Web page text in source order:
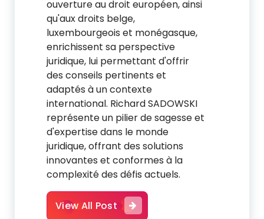
ouverture au droit européen, ainsi
qu'aux droits belge,
luxembourgeois et monégasque,
enrichissent sa perspective
juridique, lui permettant d'offrir
des conseils pertinents et
adaptés à un contexte
international. Richard SADOWSKI
représente un pilier de sagesse et
d'expertise dans le monde
juridique, offrant des solutions
innovantes et conformes à la
complexité des défis actuels.
View All Post